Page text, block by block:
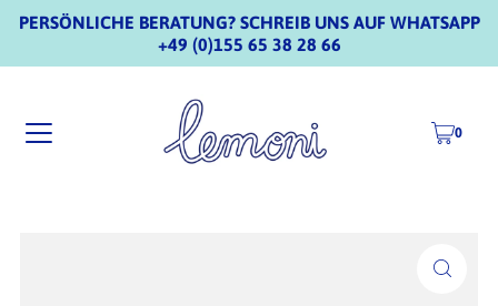
PERSÖNLICHE BERATUNG? SCHREIB UNS AUF WHATSAPP
+49 (0)155 65 38 28 66
0